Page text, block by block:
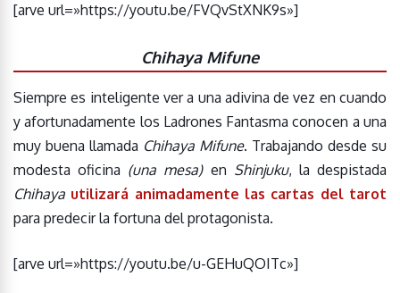
[arve url=»https://youtu.be/FVQvStXNK9s»]
Chihaya Mifune
Siempre es inteligente ver a una adivina de vez en cuando
y afortunadamente los Ladrones Fantasma conocen a una
muy buena llamada Chihaya Mifune. Trabajando desde su
modesta oficina (una mesa)en Shinjuku, la despistada
Chihaya utilizará animadamente las cartas del tarot
para predecir la fortuna del protagonista.
[arve url=»https://youtu.be/u-GEHuQOITc»]